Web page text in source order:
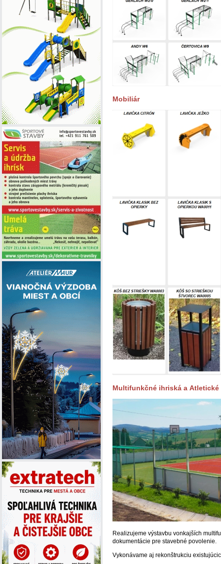
Mobiliár
Multifunkčné ihriská a Atletické
Realizujeme výstavbu vonkajších
dokumentácie pre stavebné povolenie.
Vykonávame aj rekonštrukciu